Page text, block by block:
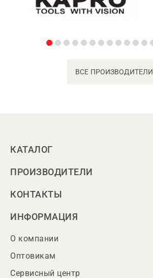
ВСЕ ПРОИЗВОДИТЕЛИ
КАТАЛОГ
ПРОИЗВОДИТЕЛИ
КОНТАКТЫ
ИНФОРМАЦИЯ
О компании
Оптовикам
Сервисный центр